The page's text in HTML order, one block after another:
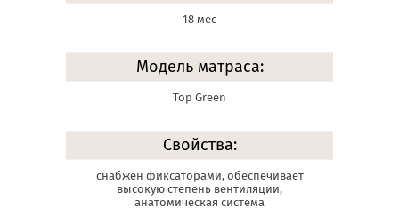
18 мес
Модель матраса:
Top Green
Свойства:
снабжен фиксаторами, обеспечивает
высокую степень вентиляции,
анатомическая система